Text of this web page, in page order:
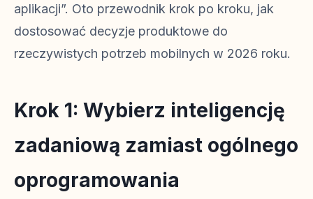
aplikacji”. Oto przewodnik krok po kroku, jak
dostosować decyzje produktowe do
rzeczywistych potrzeb mobilnych w 2026 roku.
Krok 1: Wybierz inteligencję
zadaniową zamiast ogólnego
oprogramowania